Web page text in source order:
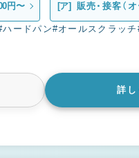
円〜 [ア]
販売・接客（
ー）
ハードパン#オールスクラッチ
詳し